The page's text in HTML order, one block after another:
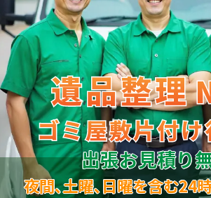
遺品整理
ゴミ屋敷片付
遺品整理
ゴミ屋敷片付
出張お見積り
夜間､土曜､日曜を含む24